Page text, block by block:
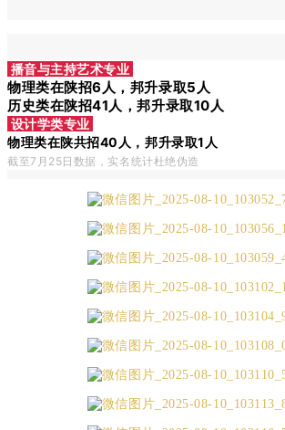
播音与主持艺术专业
物理类在陕招6人，邦升录取5人
历史类在陕招41人，邦升录取10人
设计学类专业
物理类在陕共招40人，邦升录取1人
截至7月25日数据，实名统计杜绝伪造